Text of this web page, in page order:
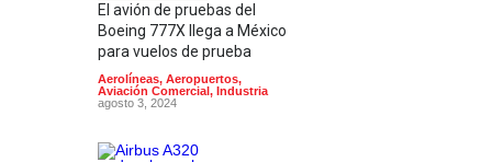
El avión de pruebas del
Boeing 777X llega a México
para vuelos de prueba
Aerolíneas, Aeropuertos,
Aviación Comercial, Industria
agosto 3, 2024